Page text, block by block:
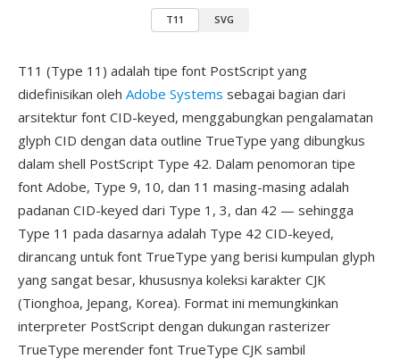
T11 SVG
T11 (Type 11) adalah tipe font PostScript yang
didefinisikan oleh Adobe Systems sebagai bagian dari
arsitektur font CID-keyed, menggabungkan pengalamatan
glyph CID dengan data outline TrueType yang dibungkus
dalam shell PostScript Type 42. Dalam penomoran tipe
font Adobe, Type 9, 10, dan 11 masing-masing adalah
padanan CID-keyed dari Type 1, 3, dan 42 — sehingga
Type 11 pada dasarnya adalah Type 42 CID-keyed,
dirancang untuk font TrueType yang berisi kumpulan glyph
yang sangat besar, khususnya koleksi karakter CJK
(Tionghoa, Jepang, Korea). Format ini memungkinkan
interpreter PostScript dengan dukungan rasterizer
TrueType merender font TrueType CJK sambil